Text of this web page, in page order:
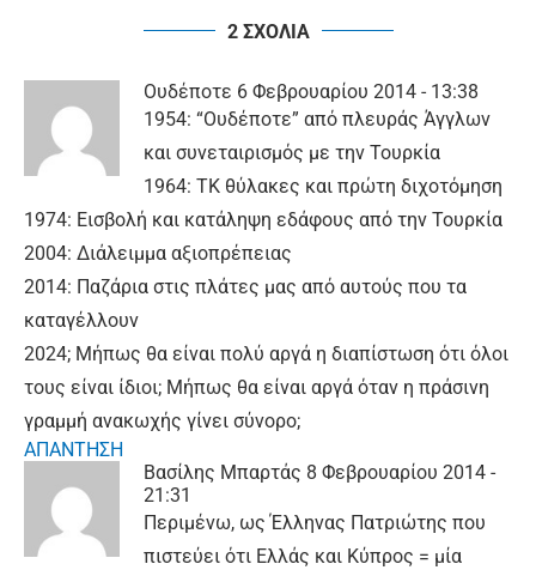
2 ΣΧΟΛΙΑ
Ουδέποτε 6 Φεβρουαρίου 2014 - 13:38
1954: “Ουδέποτε” από πλευράς Άγγλων
και συνεταιρισμός με την Τουρκία
1964: ΤΚ θύλακες και πρώτη διχοτόμηση
1974: Εισβολή και κατάληψη εδάφους από την Τουρκία
2004: Διάλειμμα αξιοπρέπειας
2014: Παζάρια στις πλάτες μας από αυτούς που τα
καταγέλλουν
2024; Μήπως θα είναι πολύ αργά η διαπίστωση ότι όλοι
τους είναι ίδιοι; Μήπως θα είναι αργά όταν η πράσινη
γραμμή ανακωχής γίνει σύνορο;
ΑΠΑΝΤΗΣΗ
Βασίλης Μπαρτάς 8 Φεβρουαρίου 2014 -
21:31
Περιμένω, ως Έλληνας Πατριώτης που
πιστεύει ότι Ελλάς και Κύπρος = μία